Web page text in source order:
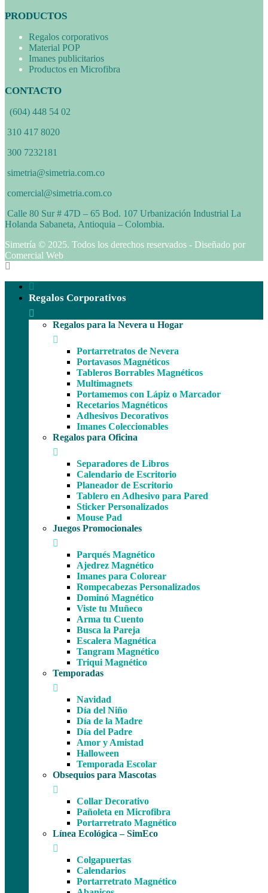
PRODUCTOS
Regalos corporativos
Material POP
Imanes publicitarios
Productos en Microfibra
CONTACTO
(604) 448 54 02
310 417 8020
300 7232181
simetria@simetria.com.co
comercial@simetria.com.co
Calle 80 Sur # 47D – 65 Bod. 107 Urbanización Industrial La
Holanda Sabaneta, Antioquia – Colombia.
Simetría © 2025. Todos los derechos reservados - Diseñado por
Comercial Web
Regalos Corporativos
Regalos para la Nevera u Hogar
Portarretratos de Nevera
Portavasos Magnéticos
Tableros Borrables Magnéticos
Multimagnets
Portamemos con Lápiz o Marcador
Recetarios Magnéticos
Adhesivos Decorativos
Imanes Coleccionables
Regalos para Oficina
Separadores de Libros
Calendario de Escritorio
Planeador de Escritorio
Tablero en Adhesivo para Pared
Sticker Personalizados
Mouse Pad
Juegos Promocionales
Parqués Magnético
Ajedrez Magnético
Imanes para Colorear
Rompecabezas Personalizados
Dominó Magnético
Viste tu Muñeco
Arma tu Cuento
Busca la Pareja
Escalera Magnética
Tangram Magnético
Triqui Magnético
Temporadas
Navidad
Día del Niño
Día de la Madre
Día del Padre
Amor y Amistad
Halloween
Temporada Escolar
Obsequios para Mascotas
Collar Decorativo
Pañoleta en Microfibra
Portarretrato Magnético
Línea Ecológica – SimEco
Colgapuertas
Calendarios
Portarretrato Magnético